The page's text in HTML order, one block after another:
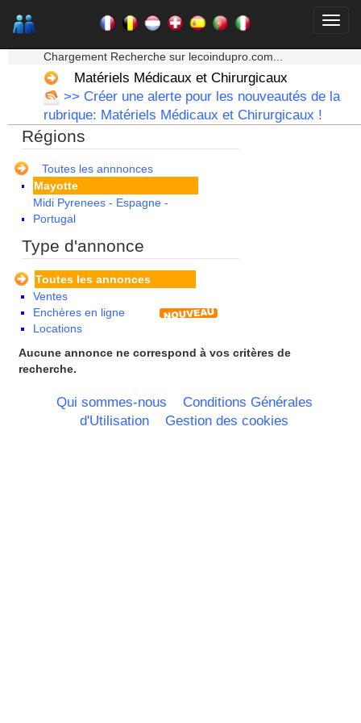
Chargement Recherche sur lecoindupro.com...
Matériels Médicaux et Chirurgicaux
>> Créer une alerte pour les nouveautés de la
rubrique: Matériels Médicaux et Chirurgicaux !
Régions
Toutes les annnonces
Franche Comte - Suisse
Guyane
Haute Normandie
Ile de France
La Réunion
Languedoc Roussillon
Limousin
Lorraine
Martinique
Mayotte
Midi Pyrenees - Espagne -
Portugal
Pays Bas
Pays de la Loire
Picardie
Poitou Charentes
Principauté de Monaco
Provence Alpes Cote d'Azur -
Italie
Rhone Alpes
Type d'annonce
Toutes les annonces
Ventes
Enchères en ligne
Locations
Aucune annonce ne correspond à vos critères de
recherche.
Qui sommes-nous
Conditions Générales
d'Utilisation
Gestion des cookies